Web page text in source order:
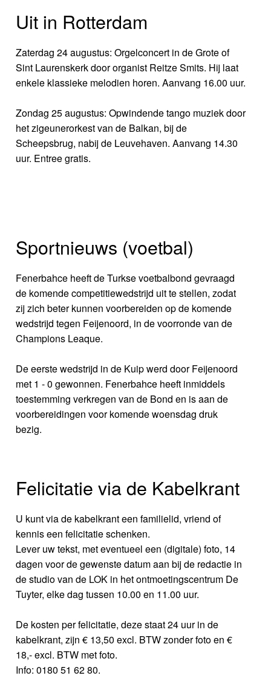
Uit in Rotterdam
Zaterdag 24 augustus: Orgelconcert in de Grote of
Sint Laurenskerk door organist Reitze Smits. Hij laat
enkele klassieke melodien horen. Aanvang 16.00 uur.
Zondag 25 augustus: Opwindende tango muziek door
het zigeunerorkest van de Balkan, bij de
Scheepsbrug, nabij de Leuvehaven. Aanvang 14.30
uur. Entree gratis.
Sportnieuws (voetbal)
Fenerbahce heeft de Turkse voetbalbond gevraagd
de komende competitiewedstrijd uit te stellen, zodat
zij zich beter kunnen voorbereiden op de komende
wedstrijd tegen Feijenoord, in de voorronde van de
Champions Leaque.
De eerste wedstrijd in de Kuip werd door Feijenoord
met 1 - 0 gewonnen. Fenerbahce heeft inmiddels
toestemming verkregen van de Bond en is aan de
voorbereidingen voor komende woensdag druk
bezig.
Felicitatie via de Kabelkrant
U kunt via de kabelkrant een familielid, vriend of
kennis een felicitatie schenken.
Lever uw tekst, met eventueel een (digitale) foto, 14
dagen voor de gewenste datum aan bij de redactie in
de studio van de LOK in het ontmoetingscentrum De
Tuyter, elke dag tussen 10.00 en 11.00 uur.
De kosten per felicitatie, deze staat 24 uur in de
kabelkrant, zijn € 13,50 excl. BTW zonder foto en €
18,- excl. BTW met foto.
Info: 0180 51 62 80.